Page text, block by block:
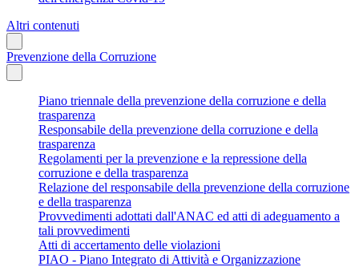
Altri contenuti
Prevenzione della Corruzione
Piano triennale della prevenzione della corruzione e della
trasparenza
Responsabile della prevenzione della corruzione e della
trasparenza
Regolamenti per la prevenzione e la repressione della
corruzione e della trasparenza
Relazione del responsabile della prevenzione della corruzione
e della trasparenza
Provvedimenti adottati dall'ANAC ed atti di adeguamento a
tali provvedimenti
Atti di accertamento delle violazioni
PIAO - Piano Integrato di Attività e Organizzazione